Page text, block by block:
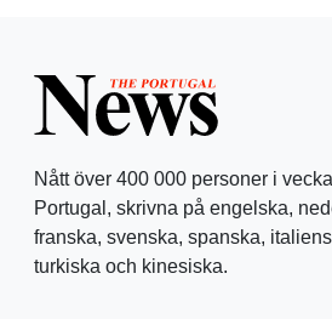
Nått över 400 000 personer i
Portugal, skrivna på engelska,
franska, svenska, spanska,
turkiska och kinesiska.